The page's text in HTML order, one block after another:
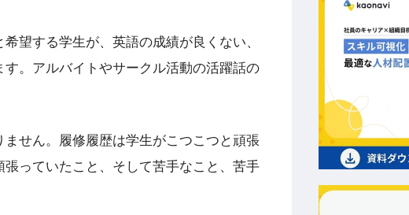
望する学生が、英語の成績が良くない、
。アルバイトやサークル活動の活躍話の
せん。履修履歴は学生がこつこつと頑張
っていたこと、そして苦手なこと、苦手